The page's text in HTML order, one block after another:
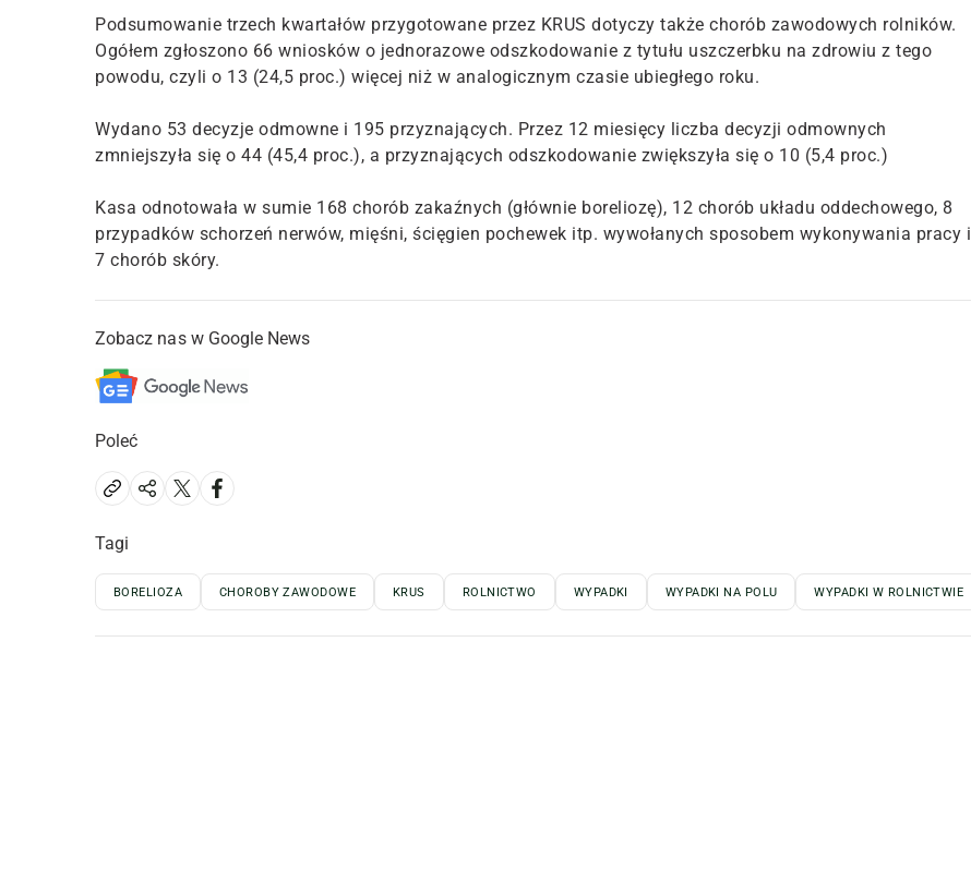
Podsumowanie trzech kwartałów przygotowane przez KRUS dotyczy także chorób zawodowych rolników.
Ogółem zgłoszono 66 wniosków o jednorazowe odszkodowanie z tytułu uszczerbku na zdrowiu z tego
powodu, czyli o 13 (24,5 proc.) więcej niż w analogicznym czasie ubiegłego roku.
Wydano 53 decyzje odmowne i 195 przyznających. Przez 12 miesięcy liczba decyzji odmownych
zmniejszyła się o 44 (45,4 proc.), a przyznających odszkodowanie zwiększyła się o 10 (5,4 proc.)
Kasa odnotowała w sumie 168 chorób zakaźnych (głównie boreliozę), 12 chorób układu oddechowego, 8
przypadków schorzeń nerwów, mięśni, ścięgien pochewek itp. wywołanych sposobem wykonywania pracy i
7 chorób skóry.
Zobacz nas w Google News
Poleć
Tagi
BORELIOZA CHOROBY ZAWODOWE KRUS ROLNICTWO WYPADKI WYPADKI NA POLU WYPADKI W ROLNICTWIE